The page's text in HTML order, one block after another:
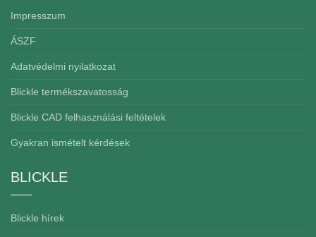
Impresszum
ÁSZF
Adatvédelmi nyilatkozat
Blickle termékszavatosság
Blickle CAD felhasználási feltételek
Gyakran ismételt kérdések
BLICKLE
Blickle hírek